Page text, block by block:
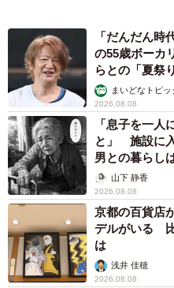
「だんだん
の55歳ボーカ
らとの「夏祭
まいどなトピッ
2026.08.08
「息子を一人
と」 施設に
男との暮らし
から】山下 静香
2026.08.08
京都の百貨店
デルがいる
は
浅井 佳穂
2026.08.08